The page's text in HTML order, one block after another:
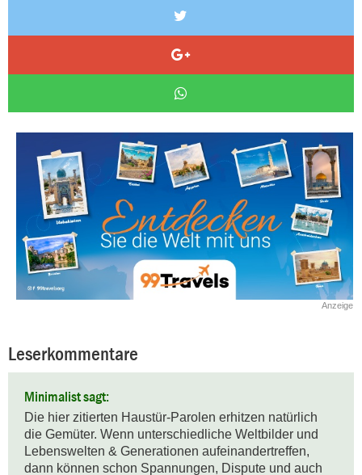
Anzeige
Leserkommentare
Minimalist sagt:
Die hier zitierten Haustür-Parolen erhitzen natürlich
die Gemüter. Wenn unterschiedliche Weltbilder und
Lebenswelten & Generationen aufeinandertreffen,
dann können schon Spannungen, Dispute und auch